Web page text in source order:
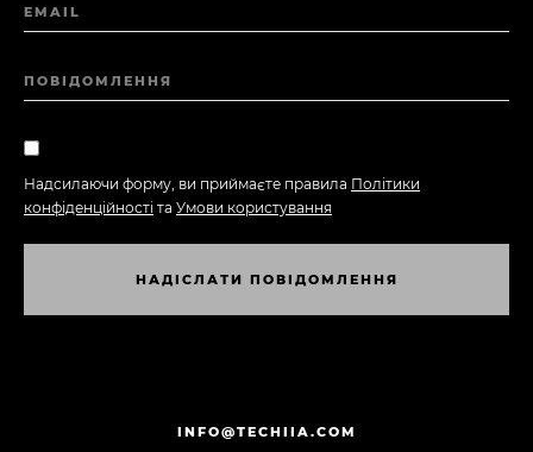
EMAIL
ПОВІДОМЛЕННЯ
Надсилаючи форму, ви приймаєте правила Політики
конфіденційності та Умови користування
НАДІ СЛ АТИ П ОВІ ДОМ Л ЕННЯ
INFO@TECHIIA.COM